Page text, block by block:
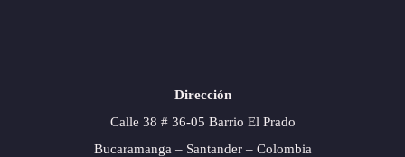
Dirección
Calle 38 # 36-05 Barrio El Prado
Bucaramanga – Santander – Colombia